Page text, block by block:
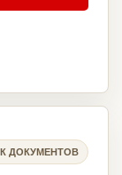
ДОКУМЕНТОВ